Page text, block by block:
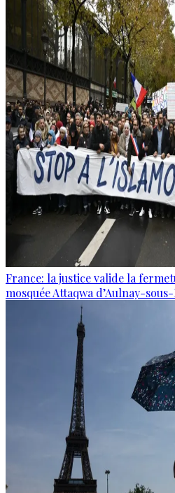
France: la justice valide la
mosquée Attaqwa d’Aulnay-